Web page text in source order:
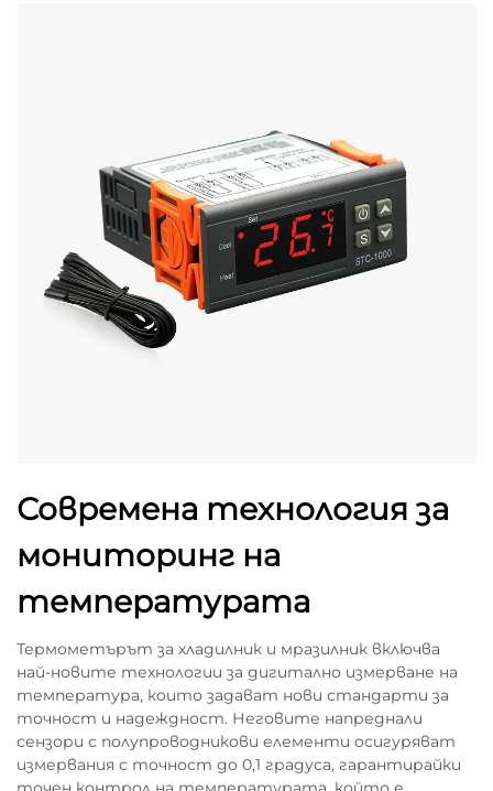
Современа технология за
мониторинг на
температурата
Термометърът за хладилник и мразилник включва
най-новите технологии за дигитално измерване на
температура, които задават нови стандарти за
точност и надеждност. Неговите напреднали
сензори с полупроводникови елементи осигуряват
измервания с точност до 0,1 градуса, гарантирайки